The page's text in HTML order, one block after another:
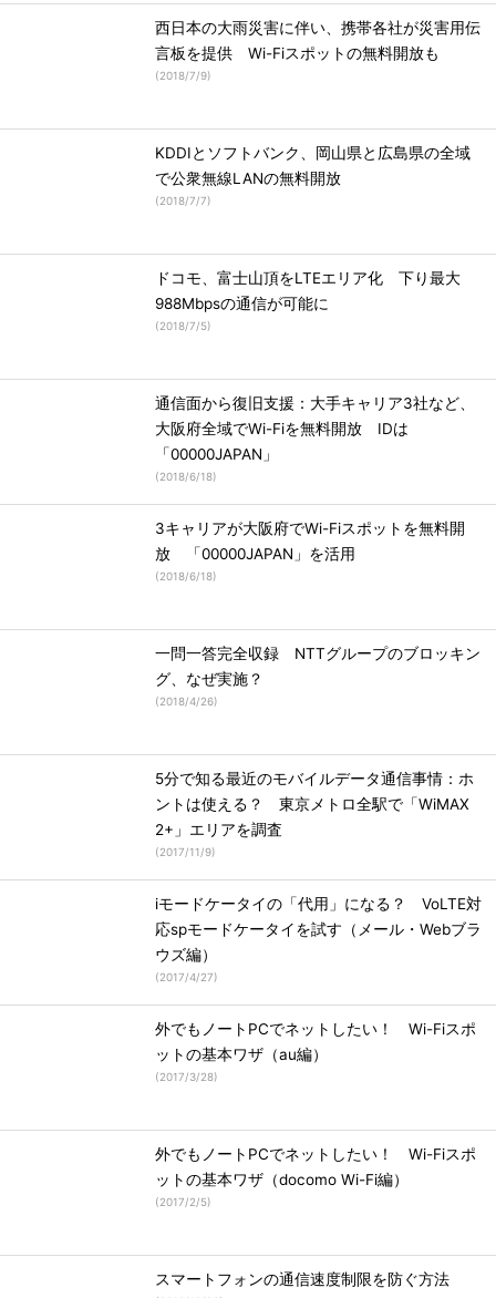
西日本の大雨災害に伴い、携帯各社が災害用伝
言板を提供 Wi-Fiスポットの無料開放も
(2018/7/9)
KDDIとソフトバンク、岡山県と広島県の全域
で公衆無線LANの無料開放
(2018/7/7)
ドコモ、富士山頂をLTEエリア化 下り最大
988Mbpsの通信が可能に
(2018/7/5)
通信面から復旧支援：大手キャリア3社など、
大阪府全域でWi-Fiを無料開放 IDは
「00000JAPAN」
(2018/6/18)
3キャリアが大阪府でWi-Fiスポットを無料開
放 「00000JAPAN」を活用
(2018/6/18)
一問一答完全収録 NTTグループのブロッキン
グ、なぜ実施？
(2018/4/26)
5分で知る最近のモバイルデータ通信事情：ホ
ントは使える？ 東京メトロ全駅で「WiMAX
2+」エリアを調査
(2017/11/9)
iモードケータイの「代用」になる？ VoLTE対
応spモードケータイを試す（メール・Webブラ
ウズ編）
(2017/4/27)
外でもノートPCでネットしたい！ Wi-Fiスポ
ットの基本ワザ（au編）
(2017/3/28)
外でもノートPCでネットしたい！ Wi-Fiスポ
ットの基本ワザ（docomo Wi-Fi編）
(2017/2/5)
スマートフォンの通信速度制限を防ぐ方法